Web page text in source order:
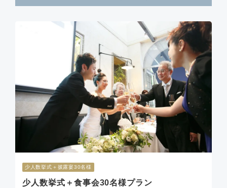
少人数挙式＋披露宴30名様
少人数挙式＋食事会30名様プラン